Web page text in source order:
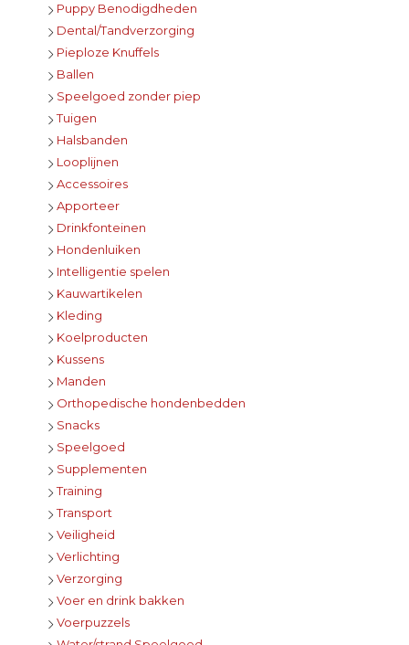
Puppy Benodigdheden
Dental/Tandverzorging
Pieploze Knuffels
Ballen
Speelgoed zonder piep
Tuigen
Halsbanden
Looplijnen
Accessoires
Apporteer
Drinkfonteinen
Hondenluiken
Intelligentie spelen
Kauwartikelen
Kleding
Koelproducten
Kussens
Manden
Orthopedische hondenbedden
Snacks
Speelgoed
Supplementen
Training
Transport
Veiligheid
Verlichting
Verzorging
Voer en drink bakken
Voerpuzzels